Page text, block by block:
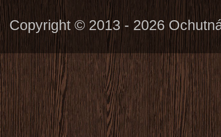
Copyright © 2013 - 2026